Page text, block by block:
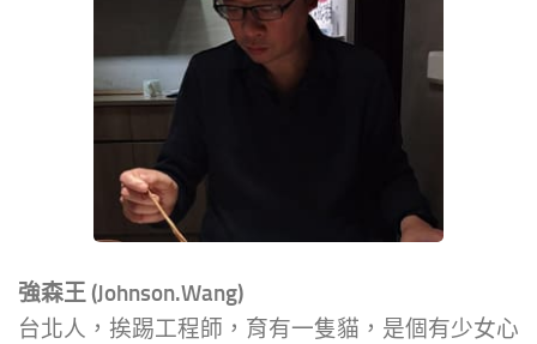
強森王 (Johnson.Wang)
台北人，挨踢工程師，育有一隻貓，是個有少女心